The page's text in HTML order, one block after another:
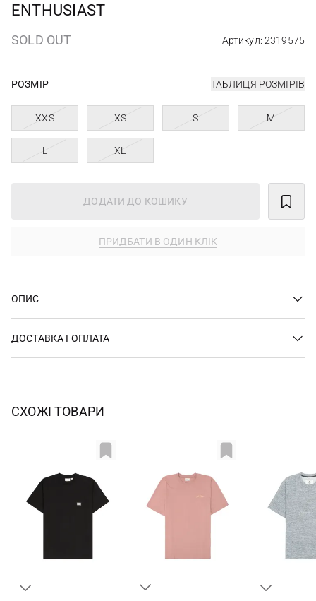
ENTHUSIAST
SOLD OUT Артикул: 2319575
РОЗМІР ТАБЛИЦЯ РОЗМІРІВ
XXS XS S M
L XL
ДОДАТИ ДО КОШИКУ
ПРИДБАТИ В ОДИН КЛІК
ОПИС
ДОСТАВКА І ОПЛАТА
СХОЖІ ТОВАРИ